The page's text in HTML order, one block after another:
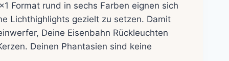
Format rund in sechs Farben eignen sich
Lichthighlights gezielt zu setzen. Damit
Deine Eisenbahn Rückleuchten
Deinen Phantasien sind keine